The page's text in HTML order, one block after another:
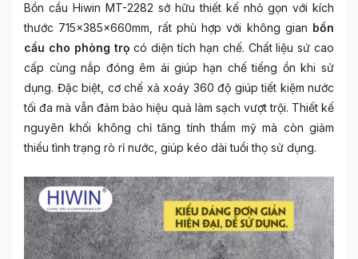
Bồn cầu Hiwin MT-2282 sở hữu thiết kế nhỏ gọn với kích
thước 715x385x660mm, rất phù hợp với không gian bồn
cầu cho phòng trọ có diện tích hạn chế. Chất liệu sứ cao
cấp cùng nắp đóng êm ái giúp hạn chế tiếng ồn khi sử
dụng. Đặc biệt, cơ chế xả xoáy 360 độ giúp tiết kiệm nước
tối đa mà vẫn đảm bảo hiệu quả làm sạch vượt trội. Thiết kế
nguyên khối không chỉ tăng tính thẩm mỹ mà còn giảm
thiểu tình trạng rò rỉ nước, giúp kéo dài tuổi thọ sử dụng.